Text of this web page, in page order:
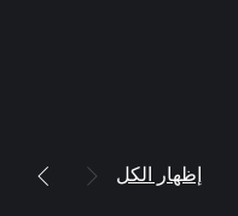
إظهار الكل